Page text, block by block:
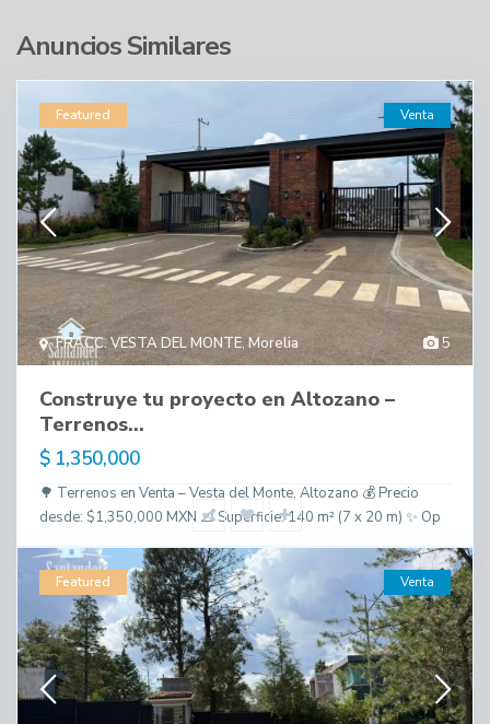
Anuncios Similares
5
FRACC. VESTA DEL MONTE, Morelia
Featured Venta
Construye tu proyecto en Altozano –
Terrenos...
$ 1,350,000
🌳 Terrenos en Venta – Vesta del Monte, Altozano 💰 Precio
desde: $1,350,000 MXN 📐 Superficie: 140 m² (7 x 20 m) ✨ Op
Featured Venta